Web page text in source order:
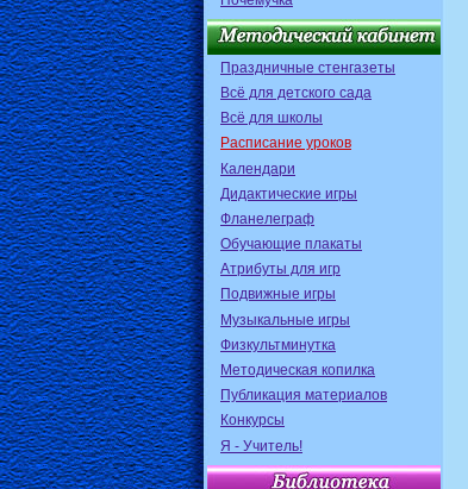
Праздничные стенгазеты
Всё для детского сада
Всё для школы
Расписание уроков
Календари
Дидактические игры
Фланелеграф
Обучающие плакаты
Атрибуты для игр
Подвижные игры
Музыкальные игры
Физкультминутка
Методическая копилка
Публикация материалов
Конкурсы
Я - Учитель!